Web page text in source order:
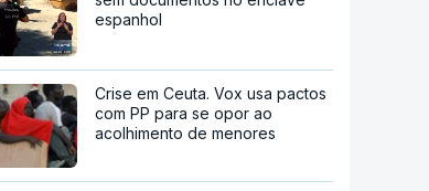
espanhol
Crise em Ceuta. Vox usa pactos
com PP para se opor ao
acolhimento de menores